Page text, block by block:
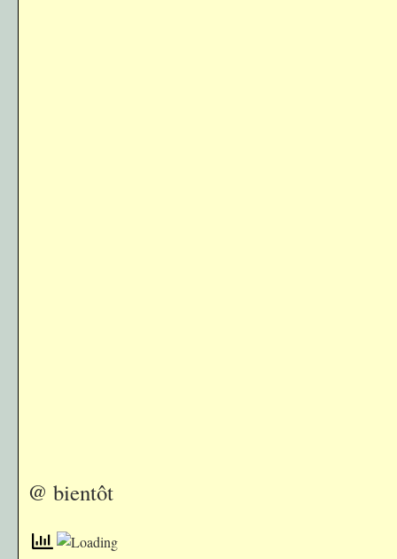
@ bientôt